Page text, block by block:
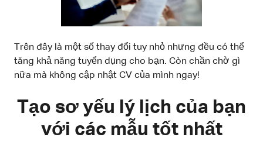
Trên đây là một số thay đổi tuy nhỏ nhưng đều có thể
tăng khả năng tuyển dụng cho bạn. Còn chần chờ gì
nữa mà không cập nhật CV của mình ngay!
Tạo sơ yếu lý lịch của bạn
với các mẫu tốt nhất